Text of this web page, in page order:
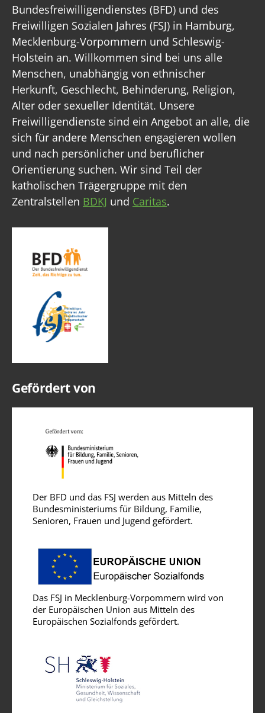
Bundesfreiwilligendienstes (BFD) und des
Freiwilligen Sozialen Jahres (FSJ) in Hamburg,
Mecklenburg-Vorpommern und Schleswig-
Holstein an. Willkommen sind bei uns alle
Menschen, unabhängig von ethnischer
Herkunft, Geschlecht, Behinderung, Religion,
Alter oder sexueller Identität. Unsere
Freiwilligendienste sind ein Angebot an alle, die
sich für andere Menschen engagieren wollen
und nach persönlicher und beruflicher
Orientierung suchen. Wir sind Teil der
katholischen Trägergruppe mit den
Zentralstellen BDKJ und Caritas.
Gefördert von
Der BFD und das FSJ werden aus Mitteln des
Bundesministeriums für Bildung, Familie,
Senioren, Frauen und Jugend gefördert.
Das FSJ in Mecklenburg-Vorpommern wird von
der Europäischen Union aus Mitteln des
Europäischen Sozialfonds gefördert.